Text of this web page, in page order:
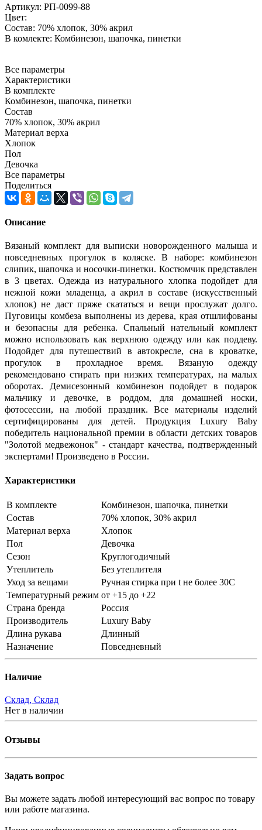
Артикул: РП-0099-88
Цвет:
Состав: 70% хлопок, 30% акрил
В комлекте: Комбинезон, шапочка, пинетки
Все параметры
Характеристики
В комплекте
Комбинезон, шапочка, пинетки
Состав
70% хлопок, 30% акрил
Материал верха
Хлопок
Пол
Девочка
Все параметры
Поделиться
Описание
Вязаный комплект для выписки новорожденного малыша и
повседневных прогулок в коляске. В наборе: комбинезон
слипик, шапочка и носочки-пинетки. Костюмчик представлен
в 3 цветах. Одежда из натурального хлопка подойдет для
нежной кожи младенца, а акрил в составе (искусственный
хлопок) не даст пряже скататься и вещи прослужат долго.
Пуговицы комбеза выполнены из дерева, края отшлифованы
и безопасны для ребенка. Спальный нательный комплект
можно использовать как верхнюю одежду или как поддеву.
Подойдет для путешествий в автокресле, сна в кроватке,
прогулок в прохладное время. Вязаную одежду
рекомендовано стирать при низких температурах, на малых
оборотах. Демисезонный комбинезон подойдет в подарок
мальчику и девочке, в роддом, для домашней носки,
фотосессии, на любой праздник. Все материалы изделий
сертифицированы для детей. Продукция Luxury Baby
победитель национальной премии в области детских товаров
"Золотой медвежонок" - стандарт качества, подтвержденный
экспертами! Произведено в России.
Характеристики
В комплекте
Комбинезон, шапочка, пинетки
Состав
70% хлопок, 30% акрил
Материал верха
Хлопок
Пол
Девочка
Сезон
Круглогодичный
Утеплитель
Без утеплителя
Уход за вещами
Ручная стирка при t не более 30С
Температурный режим от +15 до +22
Страна бренда
Россия
Производитель
Luxury Baby
Длина рукава
Длинный
Назначение
Повседневный
Наличие
Склад, Склад
Нет в наличии
Отзывы
Задать вопрос
Вы можете задать любой интересующий вас вопрос по товару
или работе магазина.